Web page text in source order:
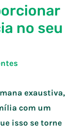
no seu
exaustiva,
com um
isso se torne